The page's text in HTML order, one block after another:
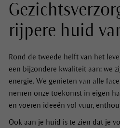
rijpere huid
Rond de tweede helft van het
een bijzondere kwaliteit aan: we
energie. We genieten van alle
nemen onze toekomst in eigen
en voeren ideeën vol vuur,
Ook aan je huid is te zien dat je